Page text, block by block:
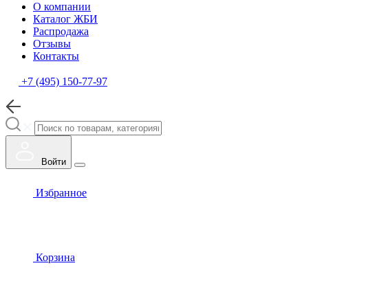
О компании
Каталог ЖБИ
Распродажа
Отзывы
Контакты
+7 (495) 150-77-97
Войти
Избранное
Корзина